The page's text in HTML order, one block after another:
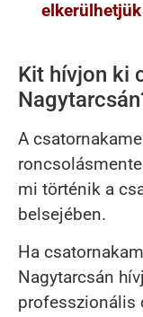
Kit hívjon ki
A
mi történik a
belsejében.
Ha
Nagytarcsán
professzionális